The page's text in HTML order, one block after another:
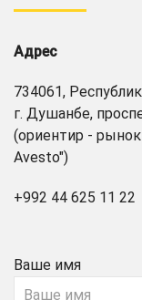
Адрес
734061,
г. Душанбе,
(ориентир -
Avesto")
+992 44 625 11 22
Ваше имя